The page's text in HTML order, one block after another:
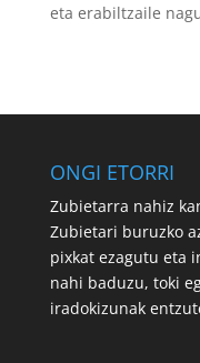
eta erabiltzaile
ONGI ETORRI
Zubietarra nahiz
Zubietari buruzko
pixkat ezagutu eta
nahi baduzu, toki
iradokizunak